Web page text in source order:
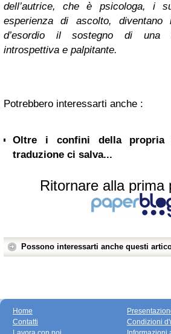
dell’autrice, che è psicologa, i
esperienza di ascolto, diventano
d’esordio il sostegno di una
introspettiva e palpitante.
Potrebbero interessarti anche :
Oltre i confini della propria
traduzione ci salva...
Ritornare alla prima
Possono interessarti anche questi
Home
Contatti
Condizioni